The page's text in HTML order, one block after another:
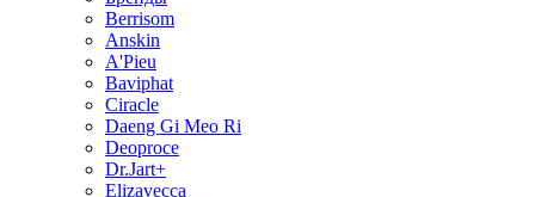
Berrisom
Anskin
A'Pieu
Baviphat
Ciracle
Daeng Gi Meo Ri
Deoproce
Dr.Jart+
Elizavecca